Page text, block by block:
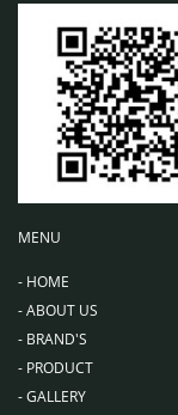
MENU
- HOME
-ABOUT US
- BRAND'S
- PRODUCT
-GALLERY